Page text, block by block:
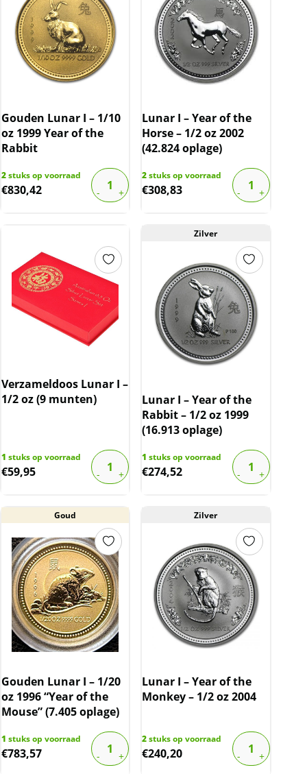
Gouden Lunar I – 1/10
oz 1999 Year of the
Rabbit
2stuks op voorraad
€830,42
Lunar I – Year of the
Horse – 1/2 oz 2002
(42.824 oplage)
2stuks op voorraad
€308,83
Verzameldoos Lunar I –
1/2 oz (9 munten)
1 stuks op voorraad
€59,95
Zilver
Lunar I – Year of the
Rabbit – 1/2 oz 1999
(16.913 oplage)
1 stuks op voorraad
€274,52
Goud
Gouden Lunar I – 1/20
oz 1996 “Year of the
Mouse” (7.405 oplage)
1 stuks op voorraad
€783,57
Zilver
Lunar I – Year of the
Monkey – 1/2 oz 2004
2stuks op voorraad
€240,20